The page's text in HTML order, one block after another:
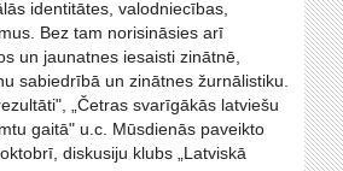
identitātes, valodniecības,
Bez tam norisināsies arī
un jaunatnes iesaisti zinātnē,
sabiedrībā un zinātnes žurnālistiku.
„Četras svarīgākās latviešu
gaitā" u.c. Mūsdienās paveikto
diskusiju klubs „Latviskā